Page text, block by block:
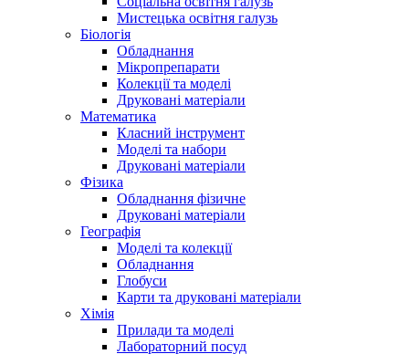
Мистецька освітня галузь
Біологія
Обладнання
Мікропрепарати
Колекції та моделі
Друковані матеріали
Математика
Класний інструмент
Моделі та набори
Друковані матеріали
Фізика
Обладнання фізичне
Друковані матеріали
Географія
Моделі та колекції
Обладнання
Глобуси
Карти та друковані матеріали
Хімія
Прилади та моделі
Лабораторний посуд